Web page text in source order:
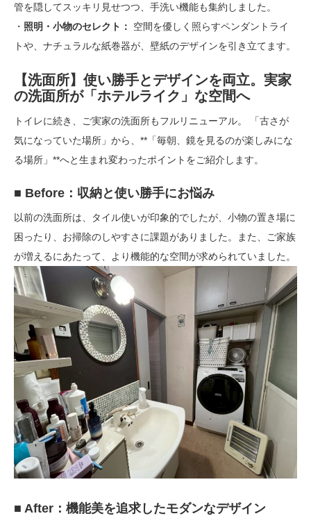
管を隠してスッキリ見せつつ、手洗い機能も集約しました。
・ 照明・小物のセレクト：
空間を優しく照らすペンダントライ
トや、ナチュラルな紙巻器が、壁紙のデザインを引き立てます。
【洗面所】使い勝手とデザインを両立。実家
の洗面所が「ホテルライク」な空間へ
トイレに続き、ご実家の洗面所もフルリニューアル。 「古さが
気になっていた場所」から、**「毎朝、鏡を見るのが楽しみにな
る場所」**へと生まれ変わったポイントをご紹介します。
■ Before：収納と使い勝手にお悩み
以前の洗面所は、タイル使いが印象的でしたが、小物の置き場に
困ったり、お掃除のしやすさに課題がありました。また、ご家族
が増えるにあたって、より機能的な空間が求められていました。
■ After：機能美を追求したモダンなデザイン